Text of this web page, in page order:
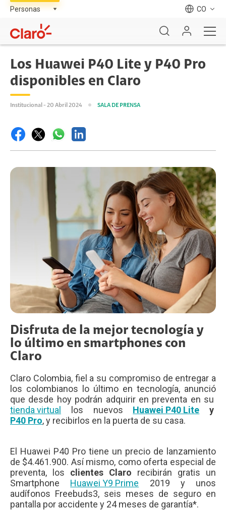
CO
Los Huawei P40 Lite y P40 Pro
disponibles en Claro
Institucional - 20 Abril 2024 SALA DE PRENSA
Disfruta de la mejor tecnología y
lo último en smartphones con
Claro
Claro Colombia, fiel a su compromiso de entregar a
los colombianos lo último en tecnología, anunció
que desde hoy podrán adquirir en preventa en su
tienda virtual
los nuevos Huawei P40 Lite y
P40 Pro, y recibirlos en la puerta de su casa.
El Huawei P40 Pro tiene un precio de lanzamiento
de $4.461.900. Así mismo, como oferta especial de
preventa, los clientes Claro recibirán gratis un
Smartphone Huawei Y9 Prime 2019 y unos
audífonos Freebuds3, seis meses de seguro en
pantalla por accidente y 24 meses de garantía*.